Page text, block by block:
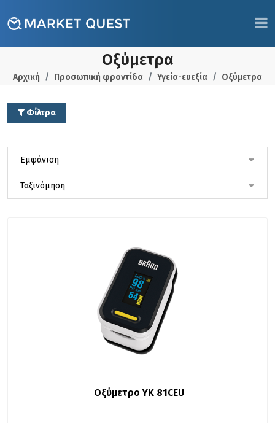
Οξύμετρα
Αρχική Προσωπική φροντίδα Υγεία-ευεξία Οξύμετρα
Φίλτρα
Οξύμετρο ΥΚ 81CEU